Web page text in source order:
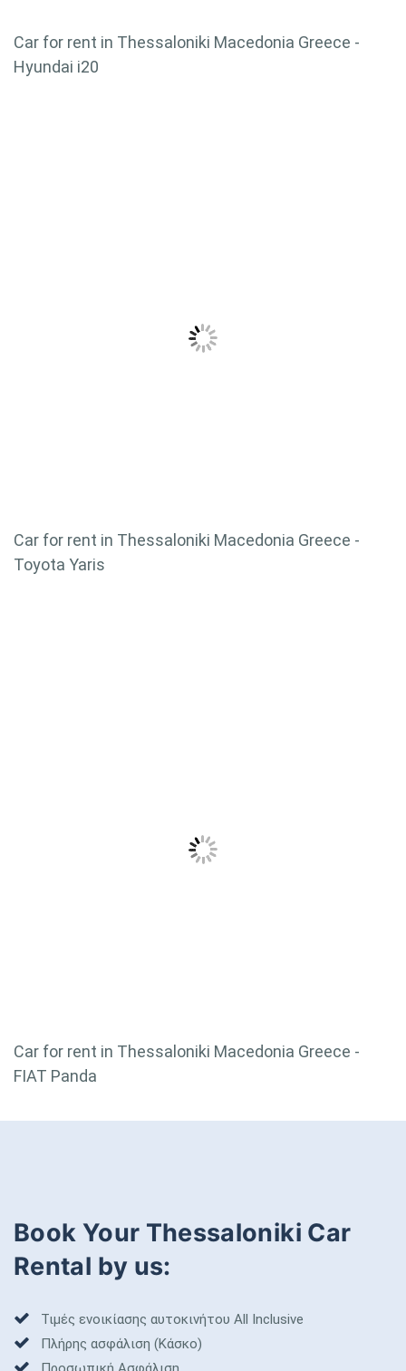
Car for rent in Thessaloniki Macedonia Greece -
Hyundai i20
Car for rent in Thessaloniki Macedonia Greece -
Toyota Yaris
Car for rent in Thessaloniki Macedonia Greece -
FIAT Panda
Book Your Thessaloniki Car
Rental by us:
Τιμές ενοικίασης αυτοκινήτου All Inclusive
Πλήρης ασφάλιση (Κάσκο)